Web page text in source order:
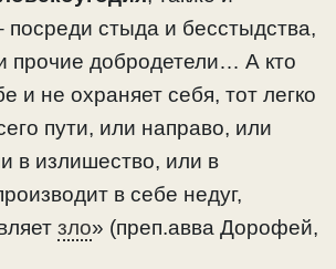
посреди стыда и бесстыдства,
прочие добродетели… А кто
и не охраняет себя, тот легко
пути, или направо, или
в излишество, или в
в себе недуг,
зло» (преп.авва Дорофей,